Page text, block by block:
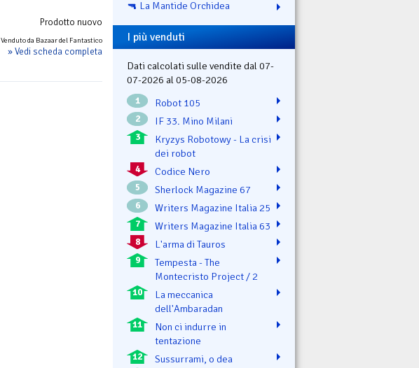
Prodotto nuovo
Venduto da Bazaar del Fantastico
» Vedi scheda completa
🔫 La Mantide Orchidea
I più venduti
Dati calcolati sulle vendite dal 07-
07-2026 al 05-08-2026
1 Robot 105
2 IF 33. Mino Milani
3
Kryzys Robotowy - La crisi
dei robot
4 Codice Nero
5 Sherlock Magazine 67
6 Writers Magazine Italia 25
7 Writers Magazine Italia 63
8 L'arma di Tauros
9
Tempesta - The
Montecristo Project / 2
10
La meccanica
dell'Ambaradan
11
Non ci indurre in
tentazione
12 Sussurrami, o dea